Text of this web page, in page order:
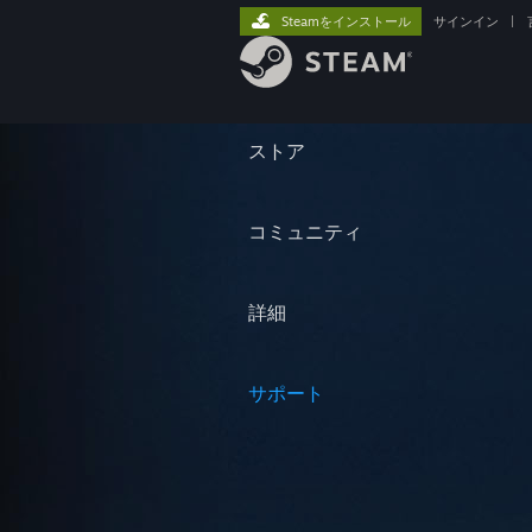
ストア
コミュニティ
詳細
サポート
Steamをインストール サインイン